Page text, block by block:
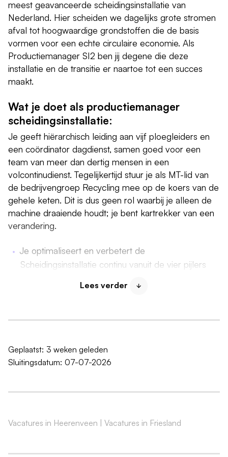
meest geavanceerde scheidingsinstallatie van
Nederland. Hier scheiden we dagelijks grote stromen
afval tot hoogwaardige grondstoffen die de basis
vormen voor een echte circulaire economie. Als
Productiemanager SI2 ben jij degene die deze
installatie en de transitie er naartoe tot een succes
maakt.
Wat je doet als productiemanager
scheidingsinstallatie:
Je geeft hiërarchisch leiding aan vijf ploegleiders en
een coördinator dagdienst, samen goed voor een
team van meer dan dertig mensen in een
volcontinudienst. Tegelijkertijd stuur je als MT-lid van
de bedrijvengroep Recycling mee op de koers van de
gehele keten. Dit is dus geen rol waarbij je alleen de
machine draaiende houdt; je bent kartrekker van een
verandering.
Je optimaliseert en verbetert de
Scheidingsinstallatie continu vanuit de vier pijlers
machines en materiaal en kostenbewustzijn. Je
en neemt geen genoegen met de status quo. Het
hoogst haalbare scheidingsrendement is de lat.
(AI). Je ondersteunt je team in de transitie en
Lees verder
Geplaatst: 3 weken geleden
Sluitingsdatum: 07-07-2026
Vacatures in Heerenveen | Vacatures in Friesland